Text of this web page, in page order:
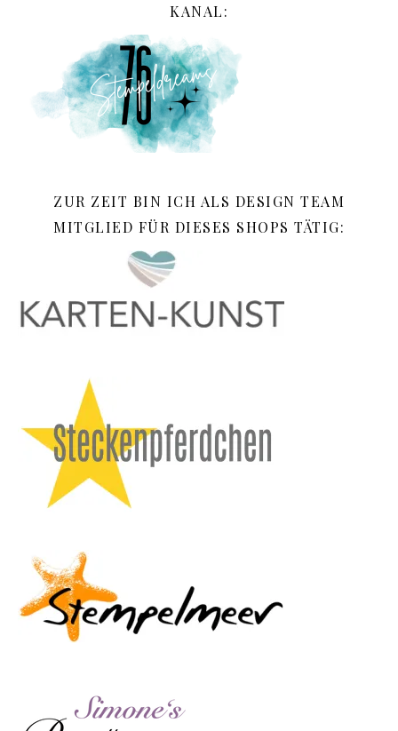
KANAL:
ZUR ZEIT BIN ICH ALS DESIGN TEAM
MITGLIED FÜR DIESES SHOPS TÄTIG: